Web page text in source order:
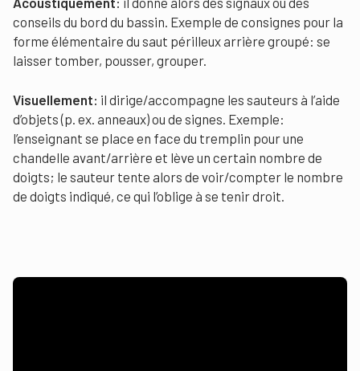
conseils du bord du bassin. Exemple de consignes pour la
forme élémentaire du saut périlleux arrière groupé: se
laisser tomber, pousser, grouper.
Visuellement: il dirige/accompagne les sauteurs à l’aide
d’objets (p. ex. anneaux) ou de signes. Exemple:
l’enseignant se place en face du tremplin pour une
chandelle avant/arrière et lève un certain nombre de
doigts; le sauteur tente alors de voir/compter le nombre
de doigts indiqué, ce qui l’oblige à se tenir droit.